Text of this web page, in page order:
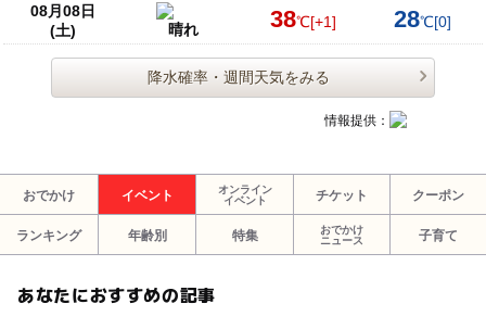
08月08日
(土)
晴れ 38℃[+1] 28℃[0]
降水確率・週間天気をみる
情報提供：
おでかけ イベント
オンライン
イベント
チケット クーポン
ランキング 年齢別 特集
おでかけ
ニュース
子育て
あなたにおすすめの記事